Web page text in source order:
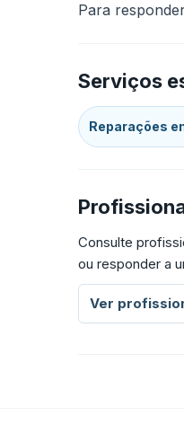
Para
Serviços
Reparações
Consulte
ou responder a
Ver